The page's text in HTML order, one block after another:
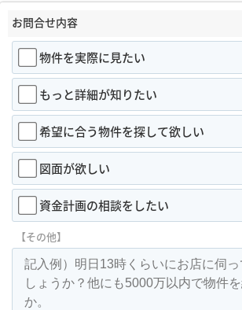
お問合せ内容
物件を実際に見たい
もっと詳細が知りたい
希望に合う物件を探して欲しい
図面が欲しい
資金計画の相談をしたい
【その他】